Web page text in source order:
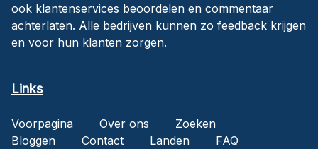
ook klantenservices beoordelen en commentaar
achterlaten. Alle bedrijven kunnen zo feedback krijgen
en voor hun klanten zorgen.
Links
Voorpagina Over ons
Zoeken
Bloggen
Contact Landen FAQ